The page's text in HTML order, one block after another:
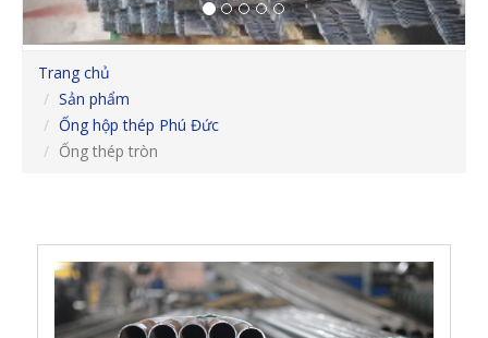
Trang chủ
Sản phẩm
Ống hộp thép Phú Đức
Ống thép tròn